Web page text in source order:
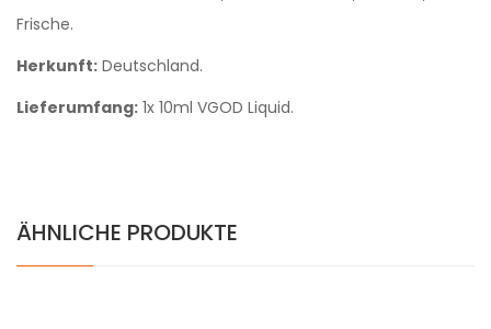
Frische.
Herkunft: Deutschland.
Lieferumfang: 1x 10ml VGOD Liquid.
ÄHNLICHE PRODUKTE